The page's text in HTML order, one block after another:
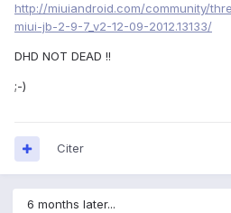
http://miuiandroid.com/community/
miui-jb-2-9-7_v2-12-09-2012.13133/
DHD NOT DEAD !!
;-)
Citer
6 months later...